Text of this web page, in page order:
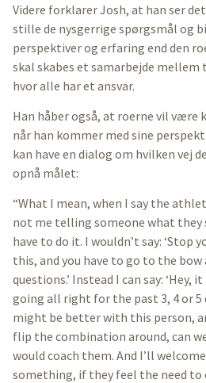
Videre forklarer Josh, at han ser
stille de nysgerrige spørgsmål og
perspektiver og erfaring end den
skal skabes et samarbejde
hvor alle har et ansvar.
Han håber også, at roerne vil være
når han kommer med sine
kan have en dialog om hvilken vej
opnå målet:
“What I mean, when I say the
not me telling someone what they
have to do it. I wouldn’t say: ‘Stop
this, and you have to go to the bow
questions.’ Instead I can say: ‘Hey,
going all right for the past 3, 4 or
might be better with this person,
flip the combination around, can
would coach them. And I’ll
something, if they feel the need to